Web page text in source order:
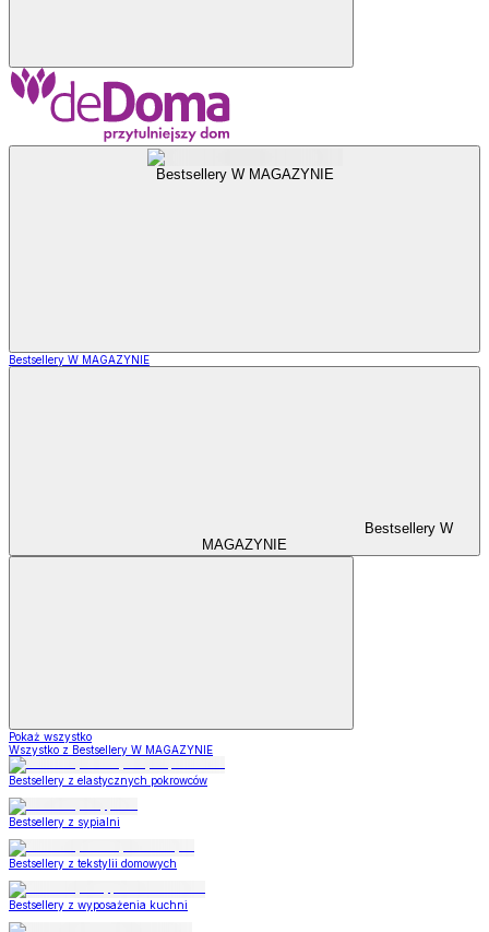
Bestsellery W MAGAZYNIE
Bestsellery W MAGAZYNIE
Bestsellery W
MAGAZYNIE
Pokaż wszystko
Wszystko z Bestsellery W MAGAZYNIE
Bestsellery z elastycznych pokrowców
Bestsellery z sypialni
Bestsellery z tekstylii domowych
Bestsellery z wyposażenia kuchni